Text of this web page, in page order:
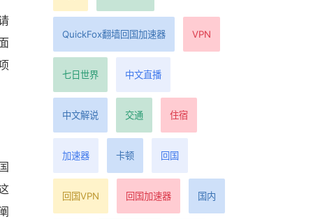
QuickFox翻墙回国加速器 VPN
七日世界 中文直播
中文解说 交通 住宿
加速器 卡顿 回国
回国VPN 回国加速器 国内